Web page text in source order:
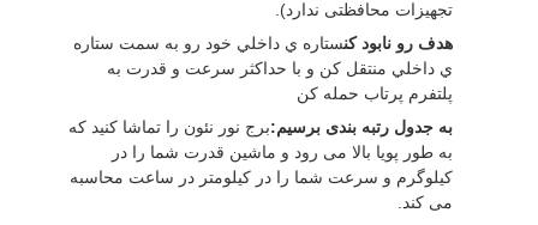
تجهیزات محافظتی ندارد).
هدف رو نابود کنستاره ي داخلي خود رو به سمت ستاره
ي داخلي منتقل کن و با حداکثر سرعت و قدرت به
پلتفرم پرتاب حمله کن
به جدول رتبه بندی برسیم:برج نور نئون را تماشا کنید که
به طور پویا بالا می رود و ماشین قدرت شما را در
کیلوگرم و سرعت شما را در کیلومتر در ساعت محاسبه
می کند.